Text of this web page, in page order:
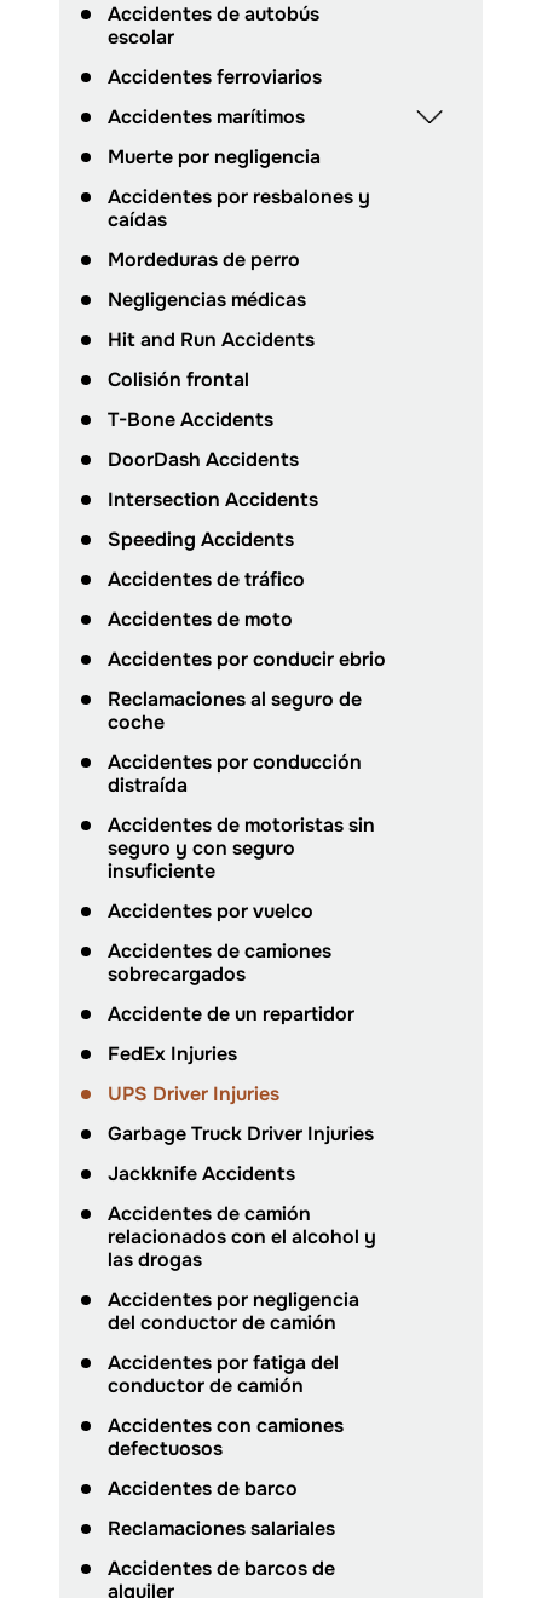
Accidentes de autobús
escolar
Accidentes ferroviarios
Accidentes marítimos
Muerte por negligencia
Accidentes por resbalones y
caídas
Mordeduras de perro
Negligencias médicas
Hit and Run Accidents
Colisión frontal
T-Bone Accidents
DoorDash Accidents
Intersection Accidents
Speeding Accidents
Accidentes de tráfico
Accidentes de moto
Accidentes por conducir ebrio
Reclamaciones al seguro de
coche
Accidentes por conducción
distraída
Accidentes de motoristas sin
seguro y con seguro
insuficiente
Accidentes por vuelco
Accidentes de camiones
sobrecargados
Accidente de un repartidor
FedEx Injuries
UPS Driver Injuries
Garbage Truck Driver Injuries
Jackknife Accidents
Accidentes de camión
relacionados con el alcohol y
las drogas
Accidentes por negligencia
del conductor de camión
Accidentes por fatiga del
conductor de camión
Accidentes con camiones
defectuosos
Accidentes de barco
Reclamaciones salariales
Accidentes de barcos de
alquiler